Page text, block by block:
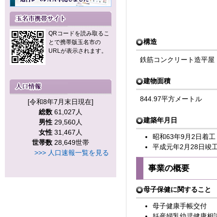
QRコードを読み取るこ
とで携帯版玉名市の
URLが表示されます。
[令和8年7月末日現在]
総数 61,027人
男性 29,560人
女性 31,467人
世帯数 28,649世帯
>>> 人口速報一覧を見る
構造
鉄筋コンクリート造平屋
建物面積
844.97平方メートル
建築年月日
昭和63年9月2日着工
平成元年2月28日竣
事業の概要
母子保健に関すること
母子健康手帳交付